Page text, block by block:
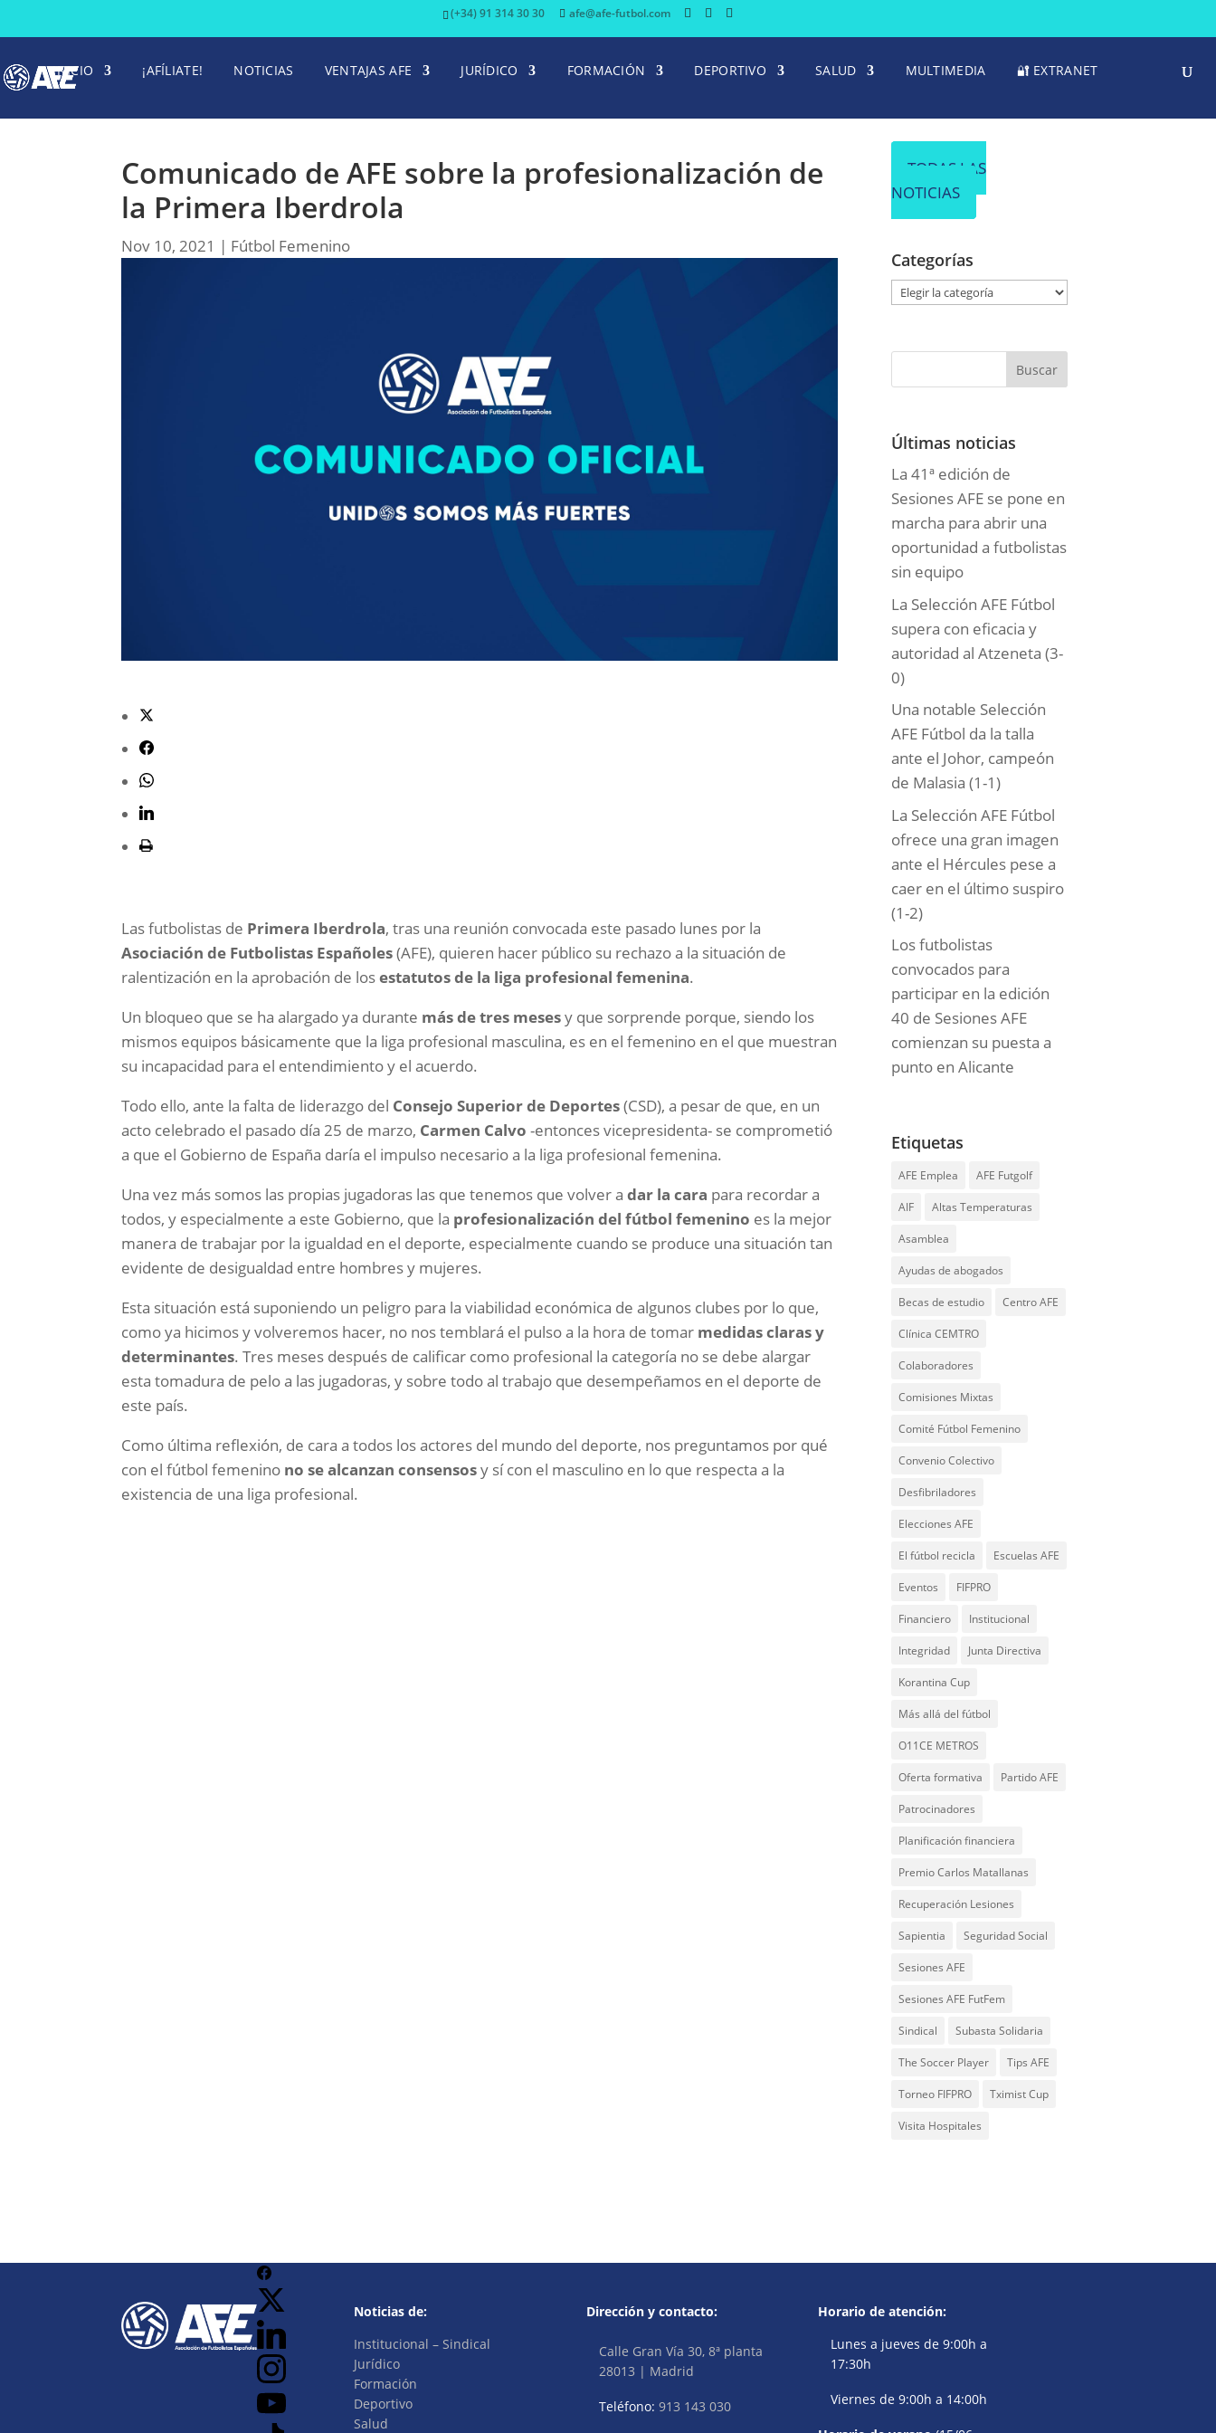
(+34) 91 314 30 30 afe@afe-futbol.com
INICIO ¡AFÍLIATE! NOTICIAS VENTAJAS AFE JURÍDICO FORMACIÓN DEPORTIVO SALUD MULTIMEDIA 🔐 EXTRANET
Comunicado de AFE sobre la profesionalización de
la Primera Iberdrola
Nov 10, 2021 | Fútbol Femenino
Las futbolistas de Primera Iberdrola, tras una reunión convocada este pasado lunes por la
Asociación de Futbolistas Españoles(AFE), quieren hacer público su rechazo a la situación de
ralentización en la aprobación de losestatutos de la liga profesional femenina.
Un bloqueo que se ha alargado ya durante más de tres mesesy que sorprende porque, siendo los
mismos equipos básicamente que la liga profesional masculina, es en el femenino en el que muestran
su incapacidad para el entendimiento y el acuerdo.
Todo ello, ante la falta de liderazgo del Consejo Superior de Deportes(CSD), a pesar de que, en un
acto celebrado el pasado día 25 de marzo, Carmen Calvo -entonces vicepresidenta- se comprometió
a que el Gobierno de España daría el impulso necesario a la liga profesional femenina.
Una vez más somos las propias jugadoras las que tenemos que volver adar la cara para recordar a
todos, y especialmente a este Gobierno, que la profesionalización del fútbol femenino es la mejor
manera de trabajar por la igualdad en el deporte, especialmente cuando se produce una situación tan
evidente de desigualdad entre hombres y mujeres.
Esta situación está suponiendo un peligro para la viabilidad económica de algunos clubes por lo que,
como ya hicimos y volveremos hacer, no nos temblará el pulso a la hora de tomar medidas claras y
determinantes. Tres meses después de calificar como profesional la categoría no se debe alargar
esta tomadura de pelo a las jugadoras, y sobre todo al trabajo que desempeñamos en el deporte de
este país.
Como última reflexión, de cara a todos los actores del mundo del deporte, nos preguntamos por qué
con el fútbol femenino no se alcanzan consensosy sí con el masculino en lo que respecta a la
existencia de una liga profesional.
TODAS LAS
NOTICIAS
Categorías
g
r
a
s
Últimas noticias
La 41ª edición de
Sesiones AFE se pone en
marcha para abrir una
oportunidad a futbolistas
sin equipo
La Selección AFE Fútbol
supera con eficacia y
autoridad al Atzeneta (3-
0)
Una notable Selección
AFE Fútbol da la talla
ante el Johor, campeón
de Malasia (1-1)
La Selección AFE Fútbol
ofrece una gran imagen
ante el Hércules pese a
caer en el último suspiro
(1-2)
Los futbolistas
convocados para
participar en la edición
40 de Sesiones AFE
comienzan su puesta a
punto en Alicante
Etiquetas
AFE Emplea AFE Futgolf
AIF Altas Temperaturas
Asamblea
Ayudas de abogados
Becas de estudio Centro AFE
Clínica CEMTRO
Colaboradores
Comisiones Mixtas
Comité Fútbol Femenino
Convenio Colectivo
Desfibriladores
Elecciones AFE
El fútbol recicla Escuelas AFE
Eventos FIFPRO
Financiero Institucional
Integridad Junta Directiva
Korantina Cup
Más allá del fútbol
O11CE METROS
Oferta formativa Partido AFE
Patrocinadores
Planificación financiera
Premio Carlos Matallanas
Recuperación Lesiones
Sapientia Seguridad Social
Sesiones AFE
Sesiones AFE FutFem
Sindical Subasta Solidaria
The Soccer Player Tips AFE
Torneo FIFPRO Tximist Cup
Visita Hospitales
Noticias de:
Institucional – Sindical
Jurídico
Formación
Deportivo
Salud
Dirección y contacto:
Calle Gran Vía 30, 8ª planta
28013 | Madrid
Teléfono: 913 143 030
Horario de atención:
Lunes a jueves de 9:00h a
17:30h
Viernes de 9:00h a 14:00h